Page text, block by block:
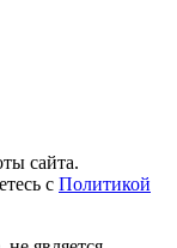
сайта.
с Политикой